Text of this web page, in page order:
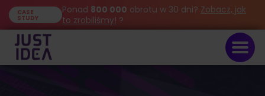
CASE
STUDY
Ponad 800 000 obrotu w 30 dni? Zobacz, jak
to zrobiliśmy! ?